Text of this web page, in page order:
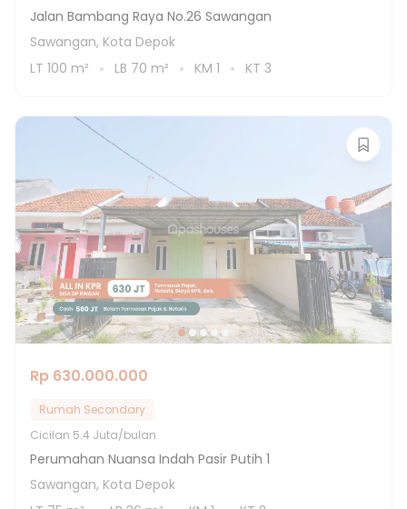
Jalan Bambang Raya No.26 Sawangan
Sawangan, Kota Depok
LT 100 m² LB 70 m² KM 1 KT 3
Rp 630.000.000
Rumah Secondary
Cicilan 5.4 Juta/bulan
Perumahan Nuansa Indah Pasir Putih 1
Sawangan, Kota Depok